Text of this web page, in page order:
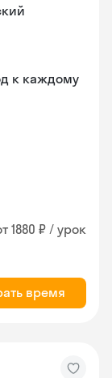
к каждому
1880 ₽ / урок
время